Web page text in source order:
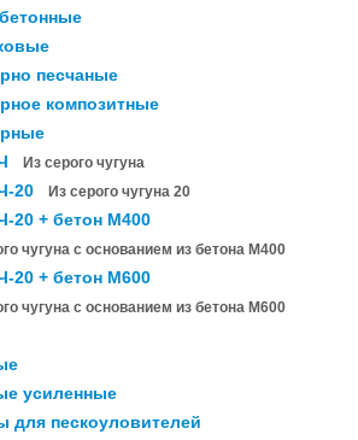
песчаные
композитные
Из серого чугуна
20 Из серого чугуна 20
20 + бетон М400
чугуна с основанием из бетона М400
20 + бетон М600
чугуна с основанием из бетона М600
усиленные
для пескоуловителей